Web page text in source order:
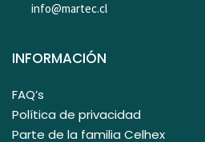
info@martec.cl
INFORMACIÓN
FAQ’s
Política de privacidad
Parte de la familia Celhex